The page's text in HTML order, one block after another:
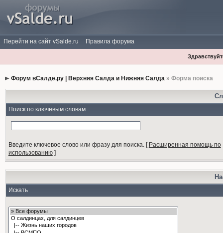
Перейти на сайт vSalde.ru Правила форума
Форум вСалде.ру | Верхняя Салда и Нижняя Салда» Форма поиска
Поиск по ключевым словам
Введите ключевое слово или фразу для поиска.[ Расширенная помощь по
использованию]
Искать